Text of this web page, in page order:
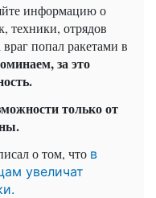
информацию о
техники, отрядов
попал ракетами в
за это
только от
о том, что в
увеличат